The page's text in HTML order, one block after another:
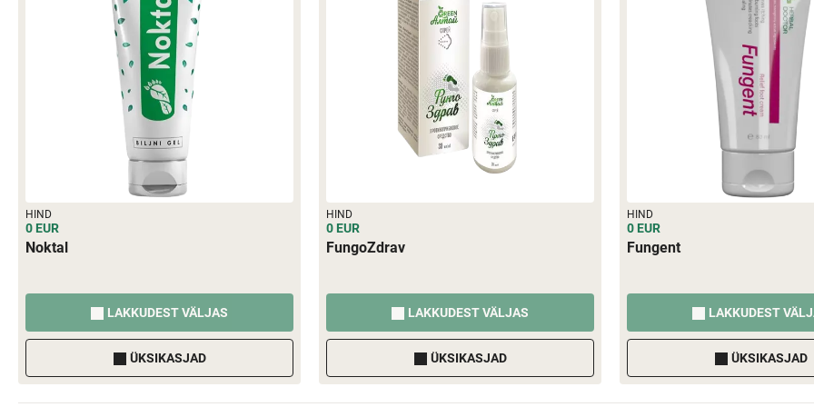
HIND
0 EUR
Noktal
LAKKUDEST VÄLJAS
ÜKSIKASJAD
HIND
0 EUR
FungoZdrav
LAKKUDEST VÄLJAS
ÜKSIKASJAD
HIND
0 EUR
Fungent
LAKKUDEST
ÜKSIKASJAD